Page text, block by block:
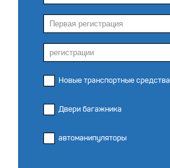
Новые транспортные средства
Двери багажника
автоманипуляторы